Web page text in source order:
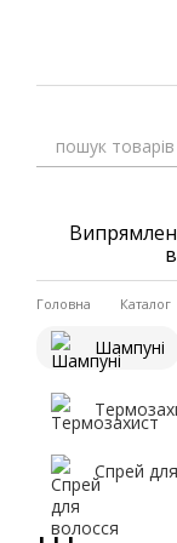
Головна Каталог
Шампуні
Спрей